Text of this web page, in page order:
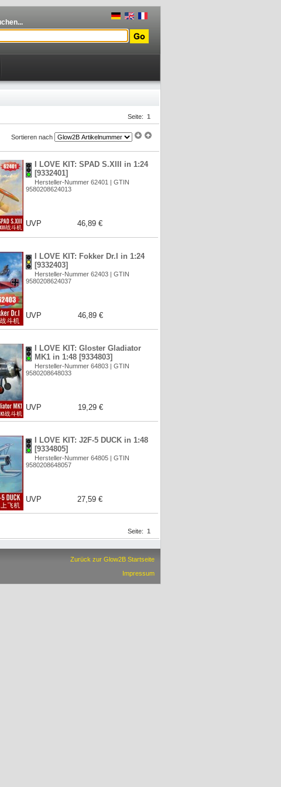
Seite: 1
Sortieren nach
I LOVE KIT: SPAD S.XIII in 1:24
[9332401]
Hersteller-Nummer 62401 | GTIN
9580208624013
UVP 46,89 €
I LOVE KIT: Fokker Dr.I in 1:24
[9332403]
Hersteller-Nummer 62403 | GTIN
9580208624037
UVP 46,89 €
I LOVE KIT: Gloster Gladiator
MK1 in 1:48 [9334803]
Hersteller-Nummer 64803 | GTIN
9580208648033
UVP 19,29 €
I LOVE KIT: J2F-5 DUCK in 1:48
[9334805]
Hersteller-Nummer 64805 | GTIN
9580208648057
UVP 27,59 €
Seite: 1
Zurück zur Glow2B Startseite
Impressum